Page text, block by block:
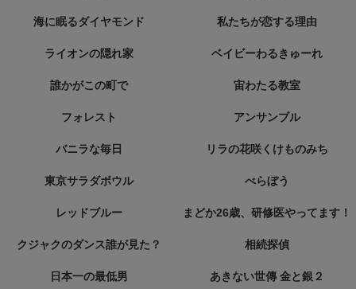
海に眠るダイヤモンド 私たちが恋する理由
ライオンの隠れ家 ベイビーわるきゅーれ
誰かがこの町で 宙わたる教室
フォレスト アンサンブル
バニラな毎日 リラの花咲くけものみち
東京サラダボウル べらぼう
レッドブルー まどか26歳、研修医やってます！
クジャクのダンス誰が見た？ 相続探偵
日本一の最低男 あきない世傳 金と銀２